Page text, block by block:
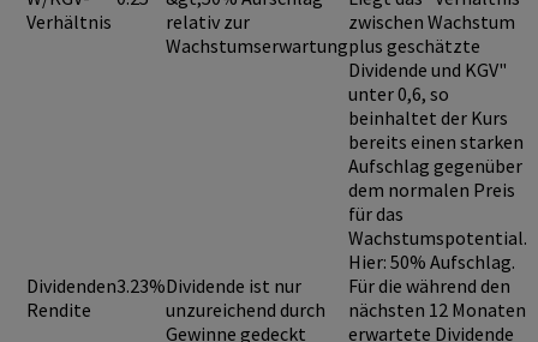
Verhältnis
relativ zur
Wachstumserwartung
zwischen Wachstum
plus geschätzte
Dividende und KGV"
unter 0,6, so
beinhaltet der Kurs
bereits einen starken
Aufschlag gegenüber
dem normalen Preis
für das
Wachstumspotential.
Hier: 50% Aufschlag.
Dividenden
Rendite
3.23%Dividende ist nur
unzureichend durch
Gewinne gedeckt
Für die während den
nächsten 12 Monaten
erwartete Dividende